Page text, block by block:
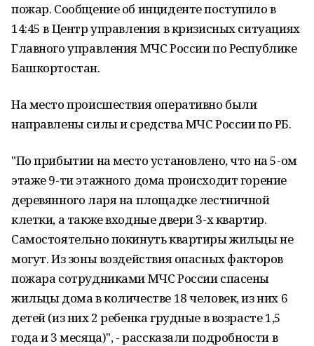
пожар. Сообщение об инциденте поступило в
14:45 в Центр управления в кризисных ситуациях
Главного управления МЧС России по Республике
Башкортостан.
На место происшествия оперативно были
направлены силы и средства МЧС России по РБ.
"По прибытии на место установлено, что на 5-ом
этаже 9-ти этажного дома происходит горение
деревянного ларя на площадке лестничной
клетки, а также входные двери 3-х квартир.
Самостоятельно покинуть квартиры жильцы не
могут. Из зоны воздействия опасных факторов
пожара сотрудниками МЧС России спасены
жильцы дома в количестве 18 человек, из них 6
детей (из них 2 ребенка грудные в возрасте 1,5
года и 3 месяца)", - рассказали подробности в